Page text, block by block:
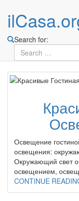
Search for:
Skip
Освещение
освещения:
Окружающий свет
освещением,
CONTINUE